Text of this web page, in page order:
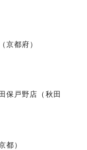
京都府）
保戸野店（秋田
都）